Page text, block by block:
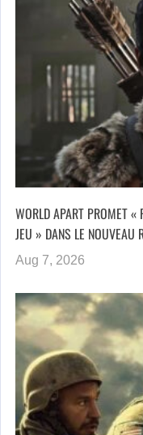
WORLD APART PROMET «
JEU » DANS LE NOUVEAU
Aug 7, 2026